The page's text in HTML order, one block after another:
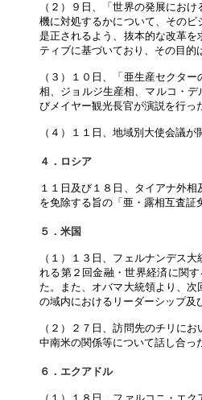
（２）９日、「世界の発展にお
機に対処するかについて、その
是正されるよう、抜本的な改革
ティブに基づいており、その目
（３）１０日、「亜生産セクタ
相、ジョルジ生産相、マルコ・
びメイヤー観光長官が演説を行っ
（４）１１日、地域別大使会議
４．ロシア
１１日及び１８日、タイアナ外
を免除する旨の「亜・露相互査証
５．米国
（１）１３日、フェルナンデス
れる第２回金融・世界経済に関
た。また、オバマ大統領より、
の域内におけるリーダーシップ及
（２）２７日、訪問先のチリに
中南米の関係等について話し合っ
６．エクアドル